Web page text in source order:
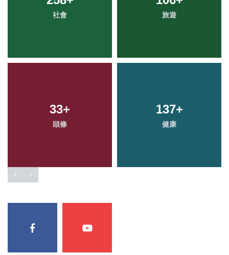
社會 旅遊
33+
頭條
137+
健康
農業 科技新知
1+
大陸
463+
綜合新聞